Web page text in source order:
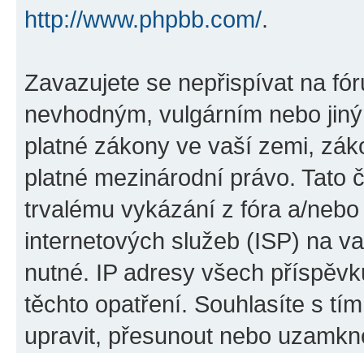
http://www.phpbb.com/.
Zavazujete se nepřispívat na
nevhodným, vulgárním nebo
platné zákony ve vaší zemi,
platné mezinárodní právo. Tato
trvalému vykázání z fóra a/
internetových služeb (ISP) na
nutné. IP adresy všech
těchto opatření. Souhlasíte s
upravit, přesunout nebo